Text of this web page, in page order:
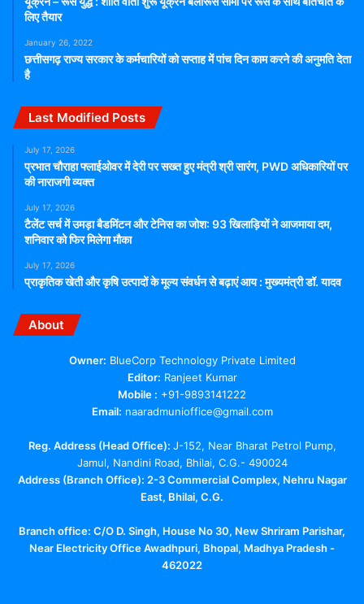
लिए तैयार
January 26, 2022
छत्तीसगढ़ राज्य सरकार के कर्मचारियों को सप्ताह में पांच दिन काम करने की अनुमति देता
है
Last Modified Posts
July 17, 2026
प्रभात चौराहा फ्लाईओवर में देरी पर सख्त हुए मंत्री श्री सारंग, PWD अधिकारियों पर
की नाराजगी व्यक्त
July 17, 2026
टैलेंट सर्च में उमड़ा बैडमिंटन और टेनिस का जोश: 93 खिलाड़ियों ने आजमाया दम,
शनिवार को फिर मिलेगा मौका
July 17, 2026
प्राकृतिक खेती और कृषि उत्पादों के मूल्य संवर्धन से बढ़ाएं आय : मुख्यमंत्री डॉ. यादव
About
Owner: BlueCorp Technology Private Limited
Editor: Ranjeet Kumar
Mobile : +91-9893141222
Email: naaradmunioffice@gmail.com
Reg. Address (Head Office): J-152, Near Bharat Petrol Pump,
Jamul, Nandini Road, Bhilai, C.G.- 490024
Address (Branch Office): 2-3 Commercial Complex, Nehru Nagar
East, Bhilai, C.G.
Branch office: C/O D. Singh, House No 30, New Shriram Parishar,
Near Electricity Office Awadhpuri, Bhopal, Madhya Pradesh -
462022